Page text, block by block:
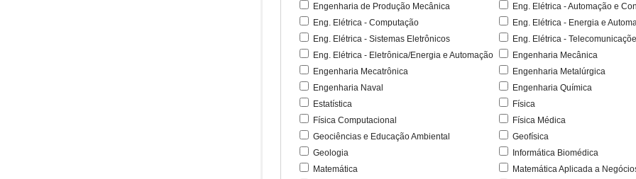
Engenharia de Produção Mecânica
Eng. Elétrica - Automação e
Eng. Elétrica - Computação
Eng. Elétrica - Energia e
Eng. Elétrica - Sistemas Eletrônicos
Eng. Elétrica -
Eng. Elétrica - Eletrônica/Energia e Automação
Engenharia Mecânica
Engenharia Mecatrônica
Engenharia Metalúrgica
Engenharia Naval
Engenharia Química
Estatística
Física
Física Computacional
Física Médica
Geociências e Educação Ambiental
Geofísica
Geologia
Informática Biomédica
Matemática
Matemática Aplicada a